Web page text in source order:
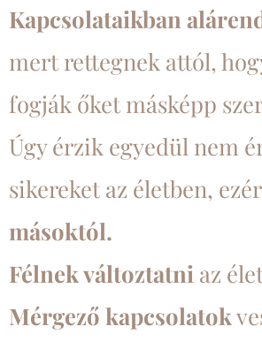
Kapcsolataikban
mert rettegnek attól,
fogják őket másképp
Úgy érzik egyedül nem
sikereket az életben,
másoktól.
Félnek változtatni az
Mérgező kapcsolatok